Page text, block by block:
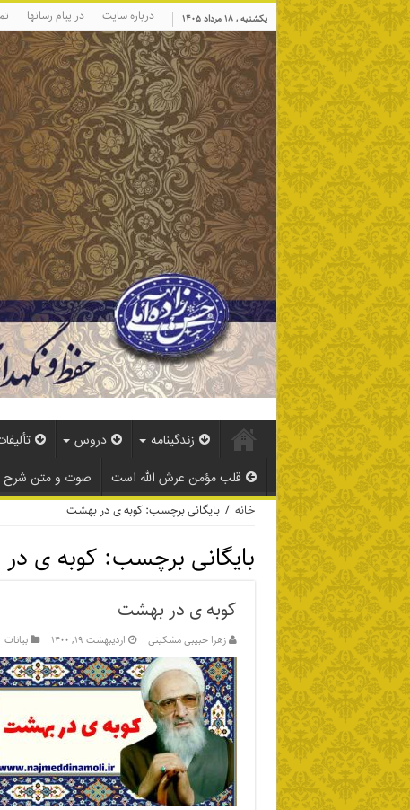
یکشنبه , ۱۸ مرداد ۱۴۰۵ درباره سایت در پیام رسانها
زندگینامه دروس
قلب مؤمن عرش الله است
صوت و متن
خانه / بایگانی برچسب: کوبه ی در بهشت
بایگانی برچسب: کوبه ی
کوبه ی در بهشت
زهرا حبیبی مشکینی اردیبهشت ۱۹, ۱۴۰۰ بیانات